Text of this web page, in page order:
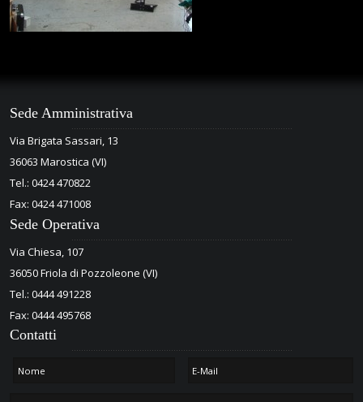
Sede Amministrativa
Via Brigata Sassari, 13
36063 Marostica (VI)
Tel.: 0424 470822
Fax: 0424 471008
Sede Operativa
Via Chiesa, 107
36050 Friola di Pozzoleone (VI)
Tel.: 0444 491228
Fax: 0444 495768
Contatti